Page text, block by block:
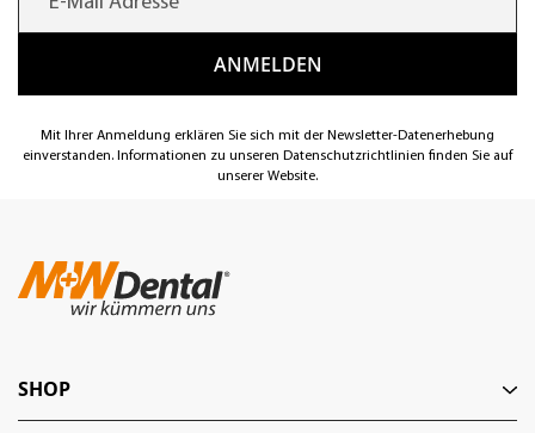
Mit Ihrer Anmeldung erklären Sie sich mit der Newsletter-Datenerhebung
einverstanden. Informationen zu unseren Datenschutzrichtlinien finden Sie auf
unserer Website.
SHOP